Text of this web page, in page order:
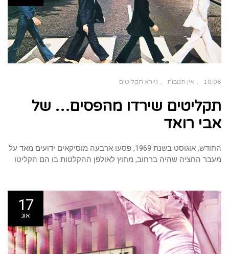
format_underlined הוסף קו תחתון לקישורים
font_download
סמן קישורים
לאפס
את
האפשרויות
cached
10:06 אין תגובות גיורא תקליטים
תקליטים שירדו מהפסים… של
אבי רואד
החודש, אוגוסט בשנת 1969, פסעו ארבעה מוסיקאים ידועים מאד על
מעבר החציה שהיה ברחוב, מחוץ לאולפן ההקלטות בו הם הקליטו
17
אוג